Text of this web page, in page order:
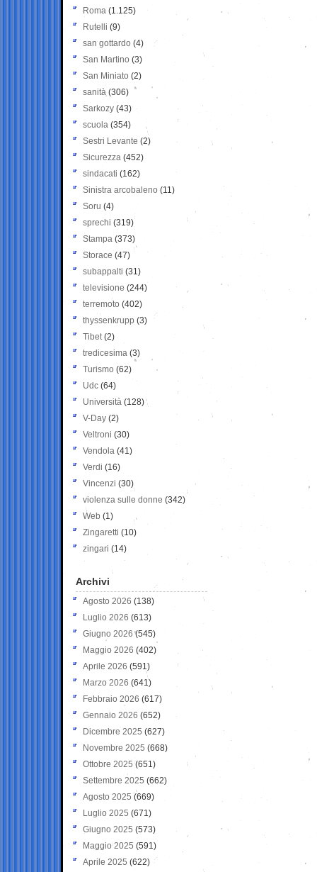
Roma (1.125)
Rutelli (9)
san gottardo (4)
San Martino (3)
San Miniato (2)
sanità (306)
Sarkozy (43)
scuola (354)
Sestri Levante (2)
Sicurezza (452)
sindacati (162)
Sinistra arcobaleno (11)
Soru (4)
sprechi (319)
Stampa (373)
Storace (47)
subappalti (31)
televisione(244)
terremoto (402)
thyssenkrupp (3)
Tibet(2)
tredicesima (3)
Turismo (62)
Udc (64)
Università (128)
V-Day (2)
Veltroni (30)
Vendola (41)
Verdi (16)
Vincenzi (30)
violenza sulle donne (342)
Web (1)
Zingaretti (10)
zingari (14)
Archivi
Agosto 2026 (138)
Luglio 2026 (613)
Giugno 2026 (545)
Maggio 2026 (402)
Aprile 2026 (591)
Marzo 2026 (641)
Febbraio 2026 (617)
Gennaio 2026 (652)
Dicembre 2025 (627)
Novembre 2025 (668)
Ottobre 2025 (651)
Settembre 2025 (662)
Agosto 2025 (669)
Luglio 2025 (671)
Giugno 2025 (573)
Maggio 2025 (591)
Aprile 2025 (622)